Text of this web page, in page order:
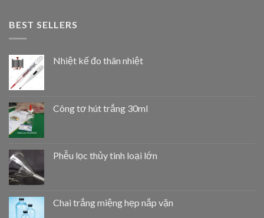
BEST SELLERS
Nhiệt kế đo thân nhiệt
Công tơ hút trắng 30ml
Phễu lọc thủy tinh loại lớn
Chai trắng miệng hẹp nắp vặn